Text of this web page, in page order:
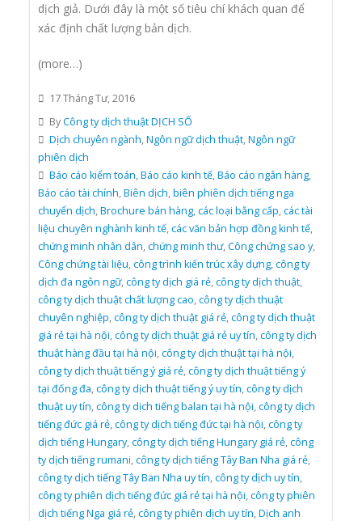
dịch giả. Dưới đây là một số tiêu chí khách quan để
xác định chất lượng bản dịch.
(more…)
17 Tháng Tư, 2016
ByCông ty dịch thuật DỊCH SỐ
Dịch chuyên ngành,Ngôn ngữ dịch thuật,Ngôn ngữ
phiên dịch
Báo cáo kiểm toán,Báo cáo kinh tế,Báo cáo ngân hàng,
Báo cáo tài chính,Biên dịch,biên phiên dịch tiếng nga
chuyển dịch,Brochure bán hàng,các loại bằng cấp,các tài
liệu chuyên nghành kinh tế,các văn bản hợp đồng kinh tế,
chứng minh nhân dân,chứng minh thư,Công chứng sao y,
Công chứng tài liệu,công trình kiến trúc xây dựng,công ty
dịch đa ngôn ngữ,công ty dịch giá rẻ,công ty dịch thuật,
công ty dịch thuật chất lượng cao,công ty dịch thuật
chuyên nghiệp,công ty dịch thuật giá rẻ,công ty dịch thuật
giá rẻ tại hà nội,công ty dịch thuật giá rẻ uy tín,công ty dịch
thuật hàng đầu tại hà nội,công ty dịch thuật tại hà nội,
công ty dịch thuật tiếng ý giá rẻ,công ty dịch thuật tiếng ý
tại đống đa,công ty dịch thuật tiếng ý uy tín,công ty dịch
thuật uy tín,công ty dịch tiếng balan tại hà nội,công ty dịch
tiếng đức giá rẻ,công ty dịch tiếng đức tại hà nội,công ty
dịch tiếng Hungary,công ty dịch tiếng Hungary giá rẻ,công
ty dịch tiếng rumani,công ty dịch tiếng Tây Ban Nha giá rẻ,
công ty dịch tiếng Tây Ban Nha uy tín,công ty dịch uy tín,
công ty phiên dịch tiếng đức giá rẻ tại hà nội,công ty phiên
dịch tiếng Nga giá rẻ,công ty phiên dịch uy tín,Dịch anh